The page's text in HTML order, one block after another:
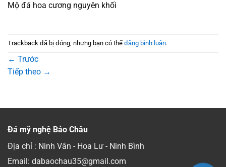
Mộ đá hoa cương nguyên khối
Trackback đã bị đóng, nhưng bạn có thể đăng bình luận.
← Trước
Tiếp theo →
Đá mỹ nghệ Bảo Châu
Địa chỉ : Ninh Vân - Hoa Lư - Ninh Bình
Email: dabaochau35@gmail.com